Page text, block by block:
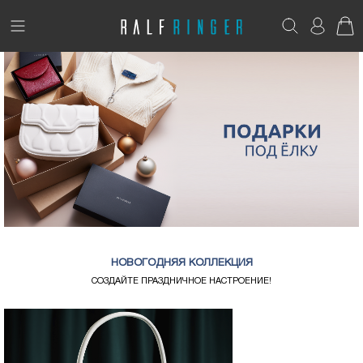
!
Новинки
Женщинам
Мужчинам
Детям
Акции / Новости
Адреса магазинов
Возникли вопросы? - club@ralf.ru
НОВОГОДНЯЯ КОЛЛЕКЦИЯ
СОЗДАЙТЕ ПРАЗДНИЧНОЕ НАСТРОЕНИЕ!